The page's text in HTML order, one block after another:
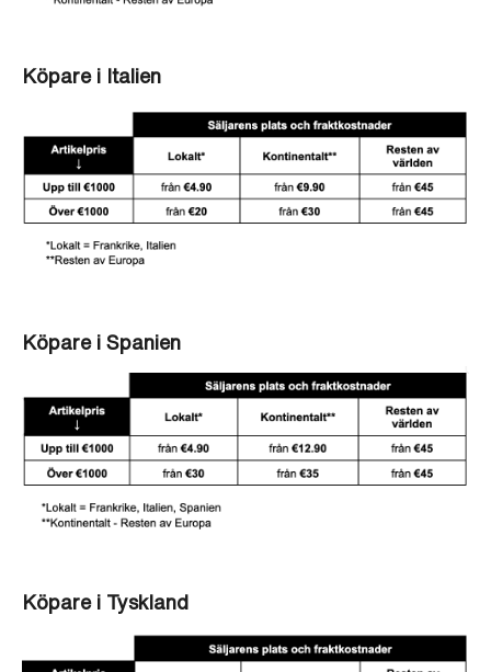
Köpare i Italien
Köpare i Spanien
Köpare i Tyskland